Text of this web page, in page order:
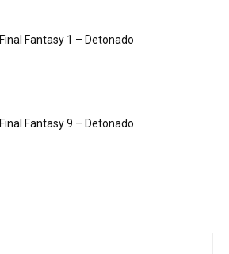
Final Fantasy 1 – Detonado
Final Fantasy 9 – Detonado